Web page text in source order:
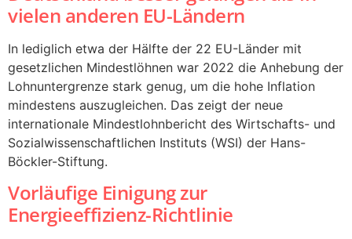
vielen anderen EU-Ländern
In lediglich etwa der Hälfte der 22 EU-Länder mit
gesetzlichen Mindestlöhnen war 2022 die Anhebung der
Lohnuntergrenze stark genug, um die hohe Inflation
mindestens auszugleichen. Das zeigt der neue
internationale Mindestlohnbericht des Wirtschafts- und
Sozialwissenschaftlichen Instituts (WSI) der Hans-
Böckler-Stiftung.
Vorläufige Einigung zur
Energieeffizienz-Richtlinie